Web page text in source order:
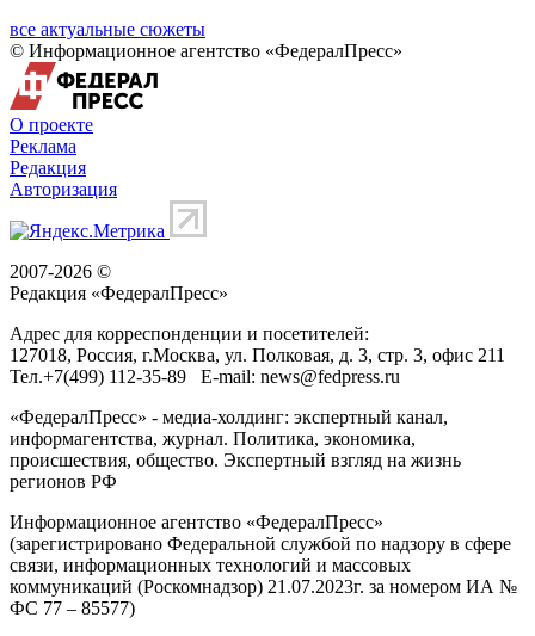
все актуальные сюжеты
© Информационное агентство «ФедералПресс»
О проекте
Реклама
Редакция
Авторизация
2007-2026 ©
Редакция «ФедералПресс»
Адрес для корреспонденции и посетителей:
127018, Россия, г.Москва, ул. Полковая, д. 3, стр. 3, офис 211
Тел.+7(499) 112-35-89 E-mail: news@fedpress.ru
«ФедералПресс» - медиа-холдинг: экспертный канал,
информагентства, журнал. Политика, экономика,
происшествия, общество. Экспертный взгляд на жизнь
регионов РФ
Информационное агентство «ФедералПресс»
(зарегистрировано Федеральной службой по надзору в сфере
связи, информационных технологий и массовых
коммуникаций (Роскомнадзор) 21.07.2023г. за номером ИА №
ФС 77 – 85577)